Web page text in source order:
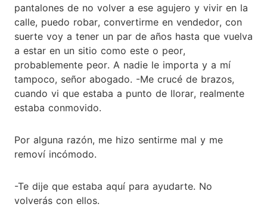
pantalones de no volver a ese agujero y vivir en la
calle, puedo robar, convertirme en vendedor, con
suerte voy a tener un par de años hasta que vuelva
a estar en un sitio como este o peor,
probablemente peor. A nadie le importa y a mí
tampoco, señor abogado. -Me crucé de brazos,
cuando vi que estaba a punto de llorar, realmente
estaba conmovido.
Por alguna razón, me hizo sentirme mal y me
removí incómodo.
-Te dije que estaba aquí para ayudarte. No
volverás con ellos.